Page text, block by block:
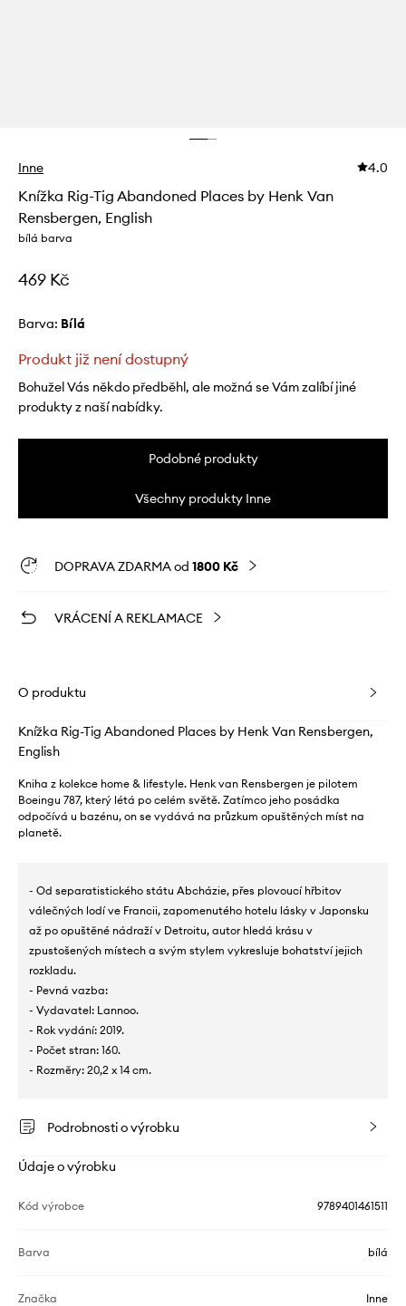
Inne 4.0
Knížka Rig-Tig Abandoned Places by Henk Van
Rensbergen, English
bílá barva
469 Kč
Barva: bílá
Produkt již není dostupný
Bohužel Vás někdo předběhl, ale možná se Vám zalíbí jiné
produkty z naší nabídky.
Podobné produkty
Všechny produkty Inne
DOPRAVA ZDARMA od 1800 Kč
VRÁCENÍ A REKLAMACE
O produktu
Knížka Rig-Tig Abandoned Places by Henk Van Rensbergen,
English
Kniha z kolekce home & lifestyle. Henk van Rensbergen je pilotem
Boeingu 787, který létá po celém světě. Zatímco jeho posádka
odpočívá u bazénu, on se vydává na průzkum opuštěných míst na
planetě.
- Od separatistického státu Abcházie, přes plovoucí hřbitov
válečných lodí ve Francii, zapomenutého hotelu lásky v Japonsku
až po opuštěné nádraží v Detroitu, autor hledá krásu v
zpustošených místech a svým stylem vykresluje bohatství jejich
rozkladu.
- Pevná vazba:
- Vydavatel: Lannoo.
- Rok vydání: 2019.
- Počet stran: 160.
- Rozměry: 20,2 x 14 cm.
Podrobnosti o výrobku
Údaje o výrobku
Kód výrobce 9789401461511
Barva bílá
Značka Inne